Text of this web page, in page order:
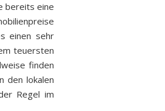
bereits eine
einen sehr
teuersten
finden
den lokalen
Regel im